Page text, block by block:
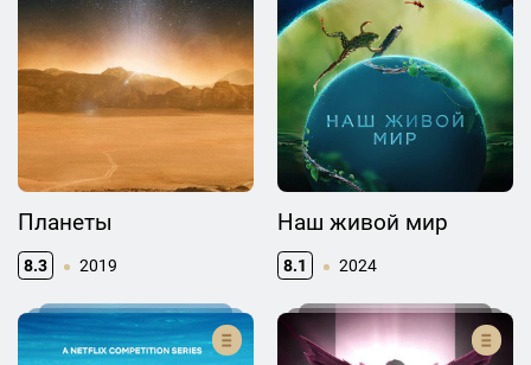
Планеты
8.3 2019
Наш живой мир
8.1 2024